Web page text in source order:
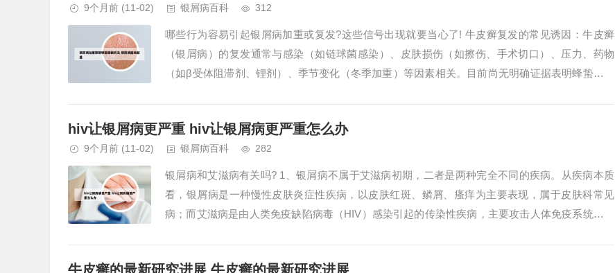
9个月前 (11-02) 银屑病百科 312
哪些行为容易引起银屑病加重或复发?这些信号出现就要当心了! 牛皮癣复发的常见诱因：牛皮癣
（银屑病）的复发通常与感染（如链球菌感染）、皮肤损伤（如擦伤、手术切口）、压力、药物
（如β受体阻滞剂、锂剂）、季节变化（冬季加重）等因素相关。目前尚无明确证据表明蜂蛰本身
hiv让银屑病更严重 hiv让银屑病更严重怎么办
9个月前 (11-02) 银屑病百科 282
银屑病和艾滋病有关吗? 1、银屑病不属于艾滋病初期，二者是两种完全不同的疾病。从疾病本质
看，银屑病是一种慢性皮肤炎症性疾病，以皮肤红斑、鳞屑、瘙痒为主要表现，属于皮肤科常见
病；而艾滋病是由人类免疫缺陷病毒（HIV）感染引起的传染性疾病，主要攻击人体免疫系统，导
牛皮癣的最新研究进展 牛皮癣的最新研究进展